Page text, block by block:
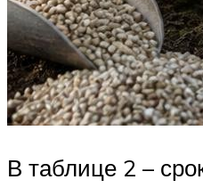
В таблице 2 –